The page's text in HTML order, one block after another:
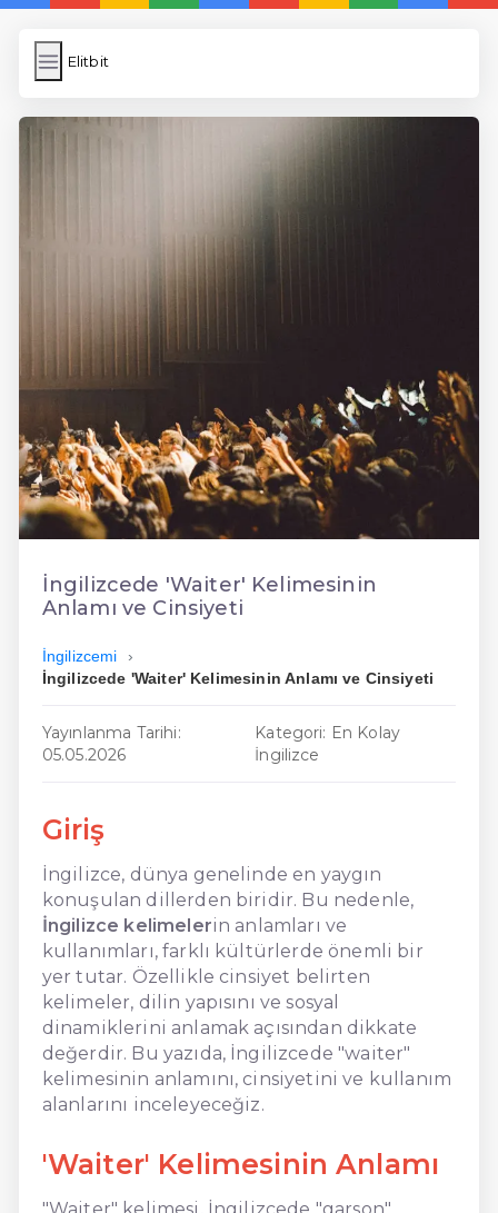
Elitbit
Elitbit
İngilizce
Dil Eğitimi
En Hızlı İngilizce
En Kolay İngilizce
En Ucuz İngilizce
En Uygun İngilizce
İngilizcede 'Waiter' Kelimesinin
Anlamı ve Cinsiyeti
İngilizcemi
İngilizcede 'Waiter' Kelimesinin Anlamı ve Cinsiyeti
Yayınlanma Tarihi:
05.05.2026
Kategori: En Kolay
İngilizce
Giriş
İngilizce, dünya genelinde en yaygın
konuşulan dillerden biridir. Bu nedenle,
İngilizce kelimelerin anlamları ve
kullanımları, farklı kültürlerde önemli bir
yer tutar. Özellikle cinsiyet belirten
kelimeler, dilin yapısını ve sosyal
dinamiklerini anlamak açısından dikkate
değerdir. Bu yazıda, İngilizcede "waiter"
kelimesinin anlamını, cinsiyetini ve kullanım
alanlarını inceleyeceğiz.
'Waiter' Kelimesinin Anlamı